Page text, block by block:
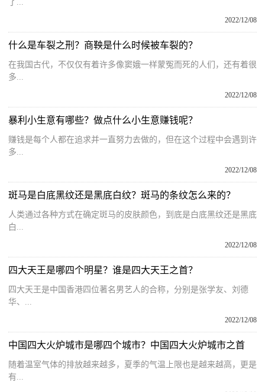
了...
2022/12/08
什么是车裂之刑？商鞅是什么时候被车裂的？
在我国古代，不仅仅有着许多像窦娥一样蒙冤而死的人们，还有着很
多...
2022/12/08
暴利小生意有哪些？做点什么小生意赚钱呢？
赚钱是每个人都在追求并一直努力去做的，但在这个过程中会遇到许
多...
2022/12/08
斑马是白底黑纹还是黑底白纹？斑马的条纹怎么来的？
人类通过各种方式在确定斑马的皮肤颜色，到底是白底黑纹还是黑底
白...
2022/12/08
四大天王是哪四个明星？谁是四大天王之首？
四大天王是中国香港四位著名男艺人的合称，分别是张学友、刘德
华、...
2022/12/08
中国四大火炉城市是哪四个城市？中国四大火炉城市之首
随着温室气体的排放越来越多，夏季的气温上限也是越来越高，更是
有...